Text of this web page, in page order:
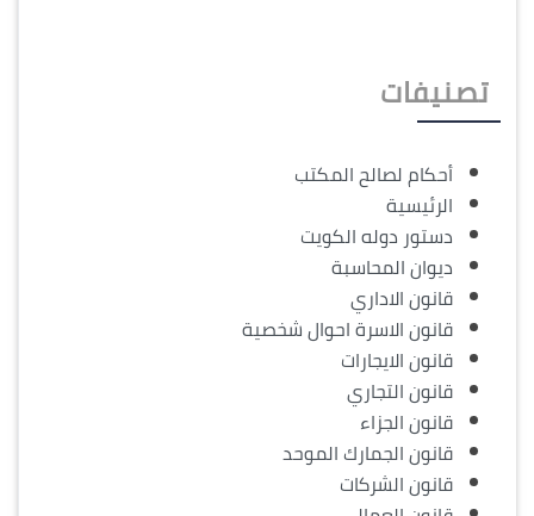
تصنيفات
أحكام لصالح المكتب
الرئيسية
دستور دوله الكويت
ديوان المحاسبة
قانون الاداري
قانون الاسرة احوال شخصية
قانون الايجارات
قانون التجاري
قانون الجزاء
قانون الجمارك الموحد
قانون الشركات